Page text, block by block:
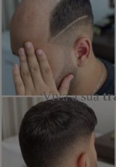
Viva a sua